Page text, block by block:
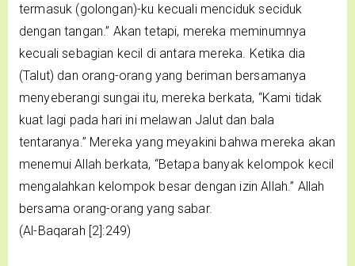
termasuk (golongan)-ku kecuali menciduk seciduk
dengan tangan.” Akan tetapi, mereka meminumnya
kecuali sebagian kecil di antara mereka. Ketika dia
(Talut) dan orang-orang yang beriman bersamanya
menyeberangi sungai itu, mereka berkata, “Kami tidak
kuat lagi pada hari ini melawan Jalut dan bala
tentaranya.” Mereka yang meyakini bahwa mereka akan
menemui Allah berkata, “Betapa banyak kelompok kecil
mengalahkan kelompok besar dengan izin Allah.” Allah
bersama orang-orang yang sabar.
(Al-Baqarah [2]:249)